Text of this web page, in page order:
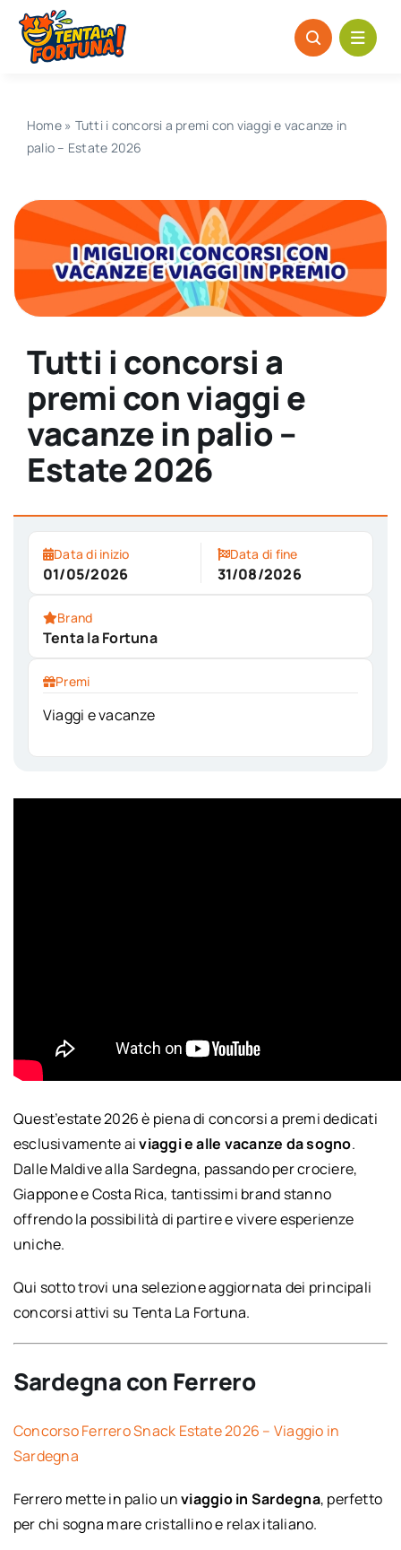
Salta
contenuto
Home» Tutti i concorsi a premi con viaggi e vacanze in
palio – Estate 2026
Tutti i concorsi a
premi con viaggi e
vacanze in palio –
Estate 2026
Data di inizio
01/05/2026
Data di fine
31/08/2026
Brand
Tenta la Fortuna
Premi
Viaggi e vacanze
Quest’estate 2026 è piena di concorsi a premi dedicati
esclusivamente aiviaggi e alle vacanze da sogno.
Dalle Maldive alla Sardegna, passando per crociere,
Giappone e Costa Rica, tantissimi brand stanno
offrendo la possibilità di partire e vivere esperienze
uniche.
Qui sotto trovi una selezione aggiornata dei principali
concorsi attivi su Tenta La Fortuna.
Sardegna con Ferrero
Concorso Ferrero Snack Estate 2026 – Viaggio in
Sardegna
Ferrero mette in palio unviaggio in Sardegna, perfetto
per chi sogna mare cristallino e relax italiano.